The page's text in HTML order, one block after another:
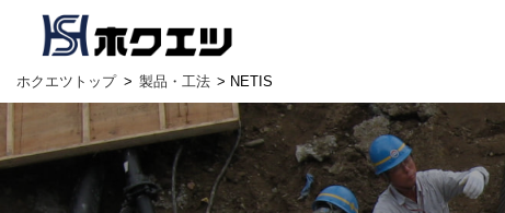
ホクエツトップ > 製品・工法 > NETIS